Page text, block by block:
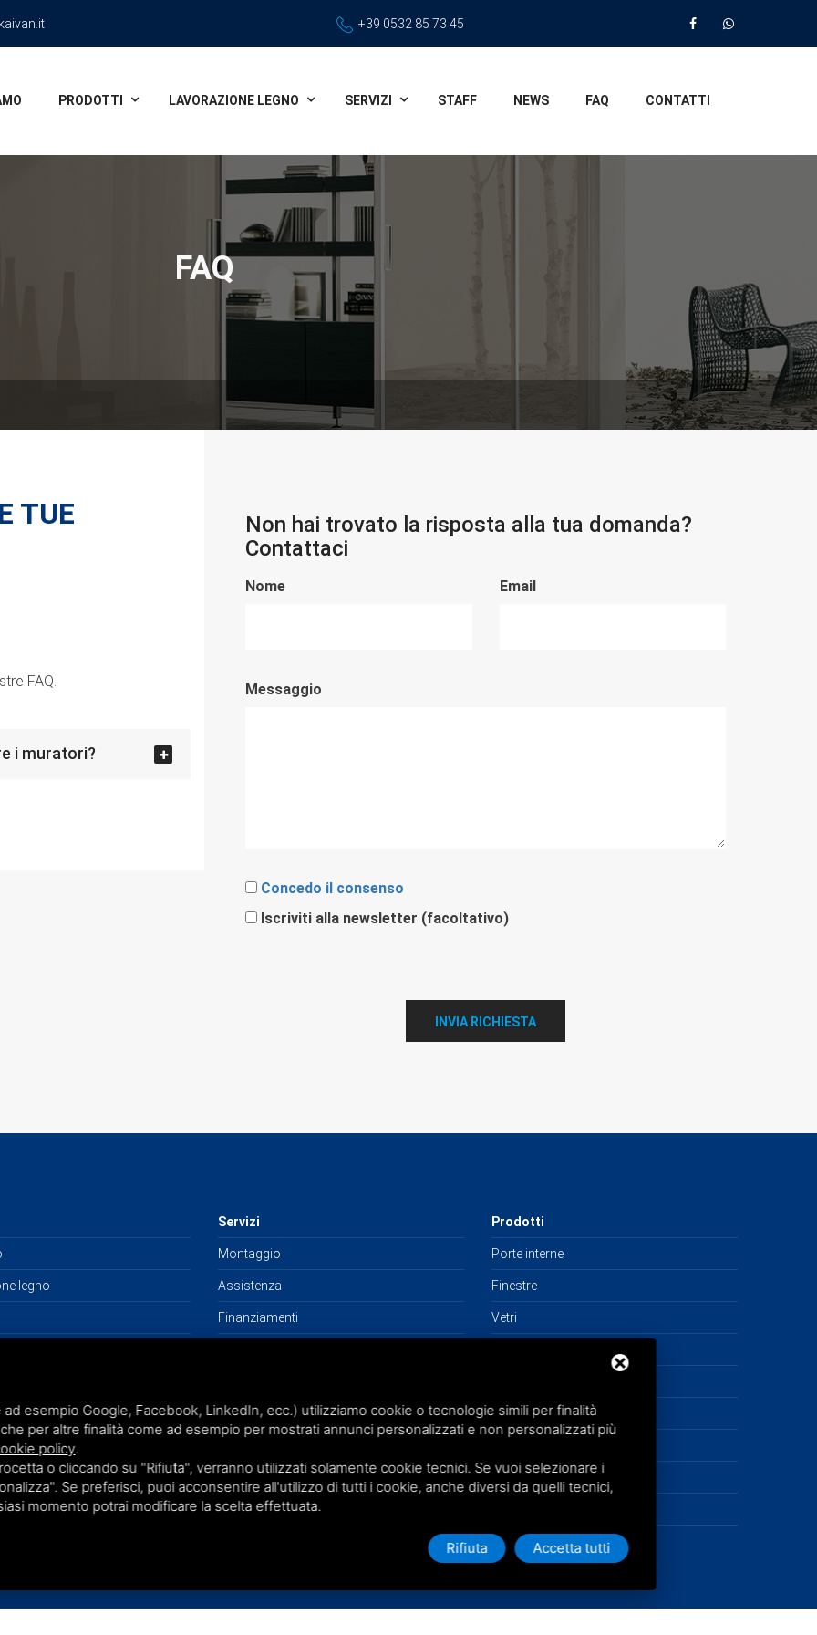
+39 0532 85 73 45
PRODOTTI LAVORAZIONE LEGNO SERVIZI STAFF NEWS FAQ CONTATTI
FAQ
TUE
FAQ.
i muratori?
Non hai trovato la risposta alla tua domanda?
Contattaci
Nome Email
Messaggio
Concedo il consenso
Iscriviti alla newsletter (facoltativo)
INVIA RICHIESTA
legno
Servizi
Montaggio
Assistenza
Finanziamenti
Prodotti
Porte interne
Finestre
Vetri
Tende da sole
Sistemi oscuranti
esempio Google, Facebook, LinkedIn, ecc.) utilizziamo cookie o tecnologie simili per finalità
per altre finalità come ad esempio per mostrati annunci personalizzati e non personalizzati più
policy.
o cliccando su "Rifiuta", verranno utilizzati solamente cookie tecnici. Se vuoi selezionare i
Se preferisci, puoi acconsentire all'utilizzo di tutti i cookie, anche diversi da quelli tecnici,
momento potrai modificare la scelta effettuata.
Rifiuta Accetta tutti